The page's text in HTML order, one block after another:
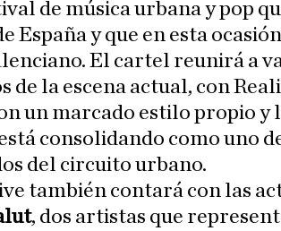
de música urbana y pop
España y que en esta
El cartel reunirá a
de la escena actual, con
un marcado estilo propio y
consolidando como uno
del circuito urbano.
también contará con las
, dos artistas que